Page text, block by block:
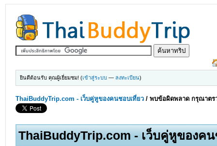
ยินดีต้อนรับ คุณผู้เยี่ยมชม! (เข้าสู่ระบบ — ลงทะเบียน)
ThaiBuddyTrip.com - เว็บคู่หูของคนชอบเที่ยว /พบข้อผิดพลาด กรุณาตร
ThaiBuddyTrip.com - เว็บคู่หูของค